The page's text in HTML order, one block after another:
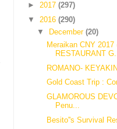
►2017(297)
▼ 2016(290)
▼
December (20)
Meraikan CNY
RESTAURANT G...
ROMANO-
Gold Coast Trip :
GLAMOROUS
Penu...
Besito''s Survival